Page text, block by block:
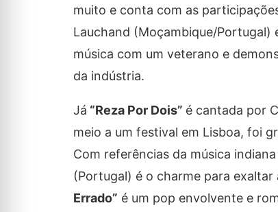
muito e conta com as
Lauchand (Moçambique/Portugal)
música com um veterano e
da indústria.
Já “Reza Por Dois” é cantada por
meio a um festival em Lisboa, foi
Com referências da música
(Portugal) é o charme para
Errado” é um pop envolvente e